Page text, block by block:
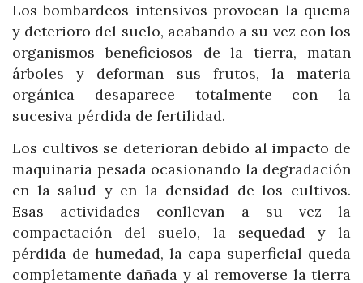
Los bombardeos intensivos provocan la quema
y deterioro del suelo, acabando a su vez con los
organismos beneficiosos de la tierra, matan
árboles y deforman sus frutos, la materia
orgánica desaparece totalmente con la
sucesiva pérdida de fertilidad.
Los cultivos se deterioran debido al impacto de
maquinaria pesada ocasionando la degradación
en la salud y en la densidad de los cultivos.
Esas actividades conllevan a su vez la
compactación del suelo, la sequedad y la
pérdida de humedad, la capa superficial queda
completamente dañada y al removerse la tierra